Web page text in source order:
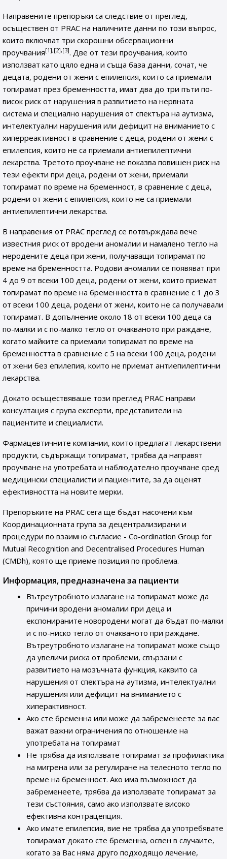
Направените препоръки са следствие от преглед,
осъществен от PRAC на наличните данни по този въпрос,
които включват три скорошни обсервационни
проучвания[1],[2],[3]. Две от тези проучвания, които
използват като цяло една и съща база данни, сочат, че
децата, родени от жени с епилепсия, които са приемали
топирамат през бременността, имат два до три пъти по-
висок риск от нарушения в развитието на нервната
система и специално нарушения от спектъра на аутизма,
интелектуални нарушения или дефицит на вниманието с
хиперреактивност в сравнение с деца, родени от жени с
епилепсия, които не са приемали антиепилептични
лекарства. Третото проучване не показва повишен риск на
тези ефекти при деца, родени от жени, приемали
топирамат по време на бременност, в сравнение с деца,
родени от жени с епилепсия, които не са приемали
антиепилептични лекарства.
В направения от PRAC преглед се потвърждава вече
известния риск от вродени аномалии и намалено тегло на
неродените деца при жени, получаващи топирамат по
време на бременността. Родови аномалии се появяват при
4 до 9 от всеки 100 деца, родени от жени, които приемат
топирамат по време на бременността в сравнение с 1 до 3
от всеки 100 деца, родени от жени, които не са получавали
топирамат. В допълнение около 18 от всеки 100 деца са
по-малки и с по-малко тегло от очакваното при раждане,
когато майките са приемали топирамат по време на
бременността в сравнение с 5 на всеки 100 деца, родени
от жени без епилепия, които не приемат антиепилептични
лекарства.
Докато осъществяваше този преглед PRAC направи
консултация с група експерти, представители на
пациентите и специалисти.
Фармацевтичните компании, които предлагат лекарствени
продукти, съдържащи топирамат, трябва да направят
проучване на употребата и наблюдателно проучване сред
медицински специалисти и пациентите, за да оценят
ефективността на новите мерки.
Препоръките на PRAC сега ще бъдат насочени към
Координационната група за децентрализирани и
процедури по взаимно съгласие - Co-ordination Group for
Mutual Recognition and Decentralised Procedures Human
(CMDh), която ще приеме позиция по проблема.
Информация, предназначена за пациенти
Вътреутробното излагане на топирамат може да
причини вродени аномалии при деца и
експонираните новородени могат да бъдат по-малки
и с по-ниско тегло от очакваното при раждане.
Вътреутробното излагане на топирамат може също
да увеличи риска от проблеми, свързани с
развитието на мозъчната функция, каквито са
нарушения от спектъра на аутизма, интелектуални
нарушения или дефицит на вниманието с
хиперактивност.
Ако сте бременна или може да забременеете за вас
важат важни ограничения по отношение на
употребата на топирамат
Не трябва да използвате топирамат за профилактика
на мигрена или за регулиране на телесното тегло по
време на бременност. Ако има възможност да
забременеете, трябва да използвате топирамат за
тези състояния, само ако използвате високо
ефективна контрацепция.
Ако имате епилепсия, вие не трябва да употребявате
топирамат докато сте бременна, освен в случаите,
когато за Вас няма друго подходящо лечение,